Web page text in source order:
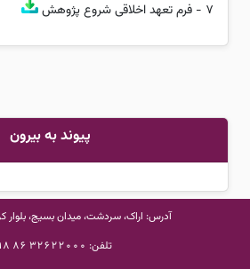
7 -
فرم تعهد اخلاقی شروع پژوهش
پیوند به بیرون
آدرس: اراک، سردشت، میدان بسیج، بلوار
تلفن: 32622000 86 98+